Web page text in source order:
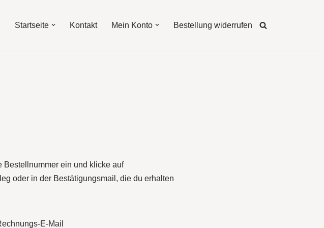
Startseite Kontakt Mein Konto Bestellung widerrufen
Bestellnummer ein und klicke auf
oder in der Bestätigungsmail, die du erhalten
E-Mail